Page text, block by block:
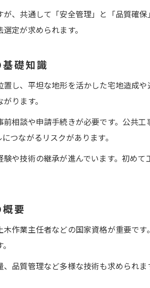
安全に進めるための土木
土木工事初心者が迷い
地元で実践されている
土木工事の事例に学ぶ
、共通して「安全管理」と「品質確
定が求められます。
礎知識
し、平坦な地形を活かした宅地造成
ります。
相談や申請手続きが必要です。公共
つながるリスクがあります。
や技術の継承が進んでいます。初め
要
作業主任者などの国家資格が重要で
品質管理など多様な技術も求められ